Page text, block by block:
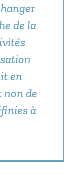
de la
en
non de
à